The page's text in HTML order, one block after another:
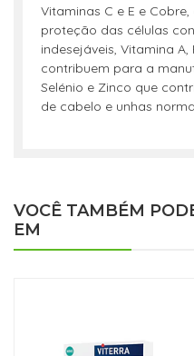
Vitaminas C e E e
proteção das células
indesejáveis, Vitamina
contribuem para a
Selénio e Zinco que
de cabelo e unhas
VOCÊ TAMBÉM
EM